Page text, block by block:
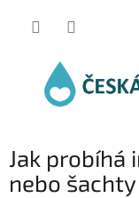
Jak probíhá
nebo